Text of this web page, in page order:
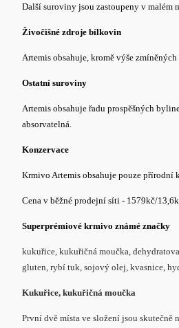
Další suroviny jsou zastoupeny v malém
Živočišné zdroje bílkovin
Artemis obsahuje, kromě výše
Ostatní suroviny
Artemis obsahuje řadu prospěšných
absorvatelná.
Konzervace
Krmivo Artemis obsahuje pouze přírodní
Cena v běžné prodejní síti - 1579kč/
Superprémiové krmivo známé značky
kukuřice, kukuřičná moučka,
gluten, rybí tuk, sojový olej, kvasnice,
Kukuřice, kukuřičná moučka
První dvě místa ve složení jsou